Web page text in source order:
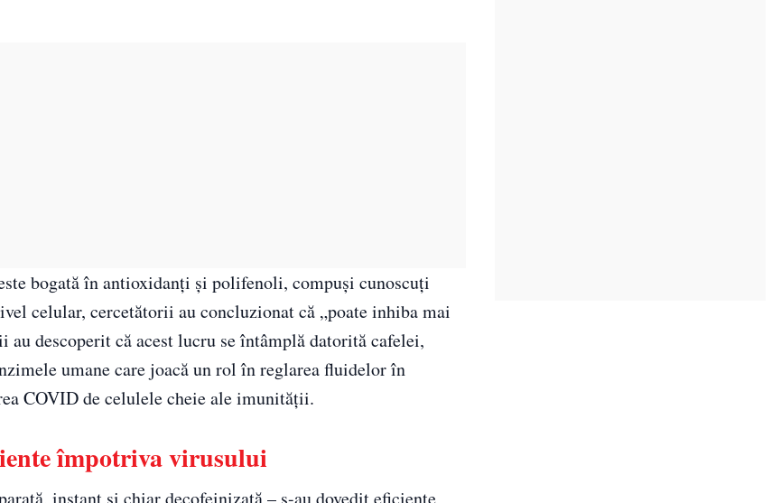
bogată în antioxidanți și polifenoli, compuși cunoscuți
celular, cercetătorii au concluzionat că „poate inhiba mai
descoperit că acest lucru se întâmplă datorită cafelei,
umane care joacă un rol în reglarea fluidelor în
COVID de celulele cheie ale imunității.
împotriva virusului